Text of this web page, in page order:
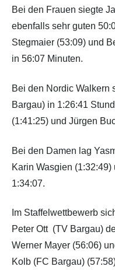
Bei den Frauen siegte
ebenfalls sehr guten
Stegmaier (53:09) und
in 56:07 Minuten.
Bei den Nordic Walkern
Bargau) in 1:26:41
(1:41:25) und Jürgen
Bei den Damen lag
Karin Wasgien
1:34:07.
Im Staffelwettbewerb
Peter Ott (TV Bargau)
Werner Mayer (56:06)
Kolb (FC Bargau)